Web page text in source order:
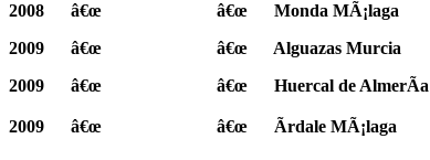
2008
â€œ â€œ
Monda MÃ¡laga
2009
â€œ â€œ
Alguazas Murcia
2009
â€œ â€œ Huercal de AlmerÃ­a
2009 â€œ â€œ Ãrdale MÃ¡laga